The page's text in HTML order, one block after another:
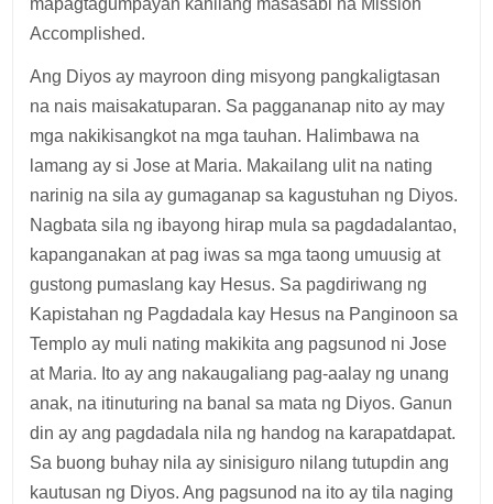
Accomplished.
Ang Diyos ay mayroon ding misyong pangkaligtasan
na nais maisakatuparan. Sa paggananap nito ay may
mga nakikisangkot na mga tauhan. Halimbawa na
lamang ay si Jose at Maria. Makailang ulit na nating
narinig na sila ay gumaganap sa kagustuhan ng Diyos.
Nagbata sila ng ibayong hirap mula sa pagdadalantao,
kapanganakan at pag iwas sa mga taong umuusig at
gustong pumaslang kay Hesus. Sa pagdiriwang ng
Kapistahan ng Pagdadala kay Hesus na Panginoon sa
Templo ay muli nating makikita ang pagsunod ni Jose
at Maria. Ito ay ang nakaugaliang pag-aalay ng unang
anak, na itinuturing na banal sa mata ng Diyos. Ganun
din ay ang pagdadala nila ng handog na karapatdapat.
Sa buong buhay nila ay sinisiguro nilang tutupdin ang
kautusan ng Diyos. Ang pagsunod na ito ay tila naging